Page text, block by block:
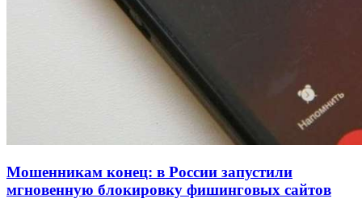
Волгоградские компании нарастили экспорт:
заключены контракты на 3,6 млн долларов
Мошенникам конец: в России запустили
мгновенную блокировку фишинговых сайтов